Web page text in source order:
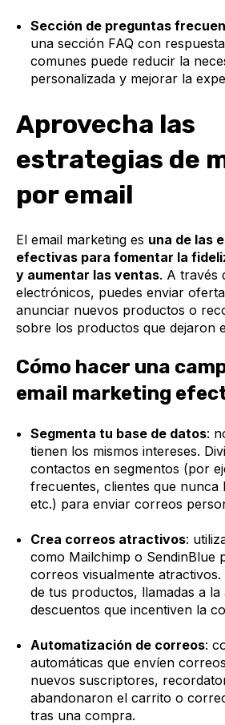
Sección de preguntas
una sección FAQ con
comunes puede reducir la
personalizada y mejorar la
Aprovecha las
estrategias de
por email
El email marketing es una de las
efectivas para fomentar la
y aumentar las ventas. A través
electrónicos, puedes enviar
anunciar nuevos productos o
sobre los productos que dejaron
Cómo hacer una
email marketing
Segmenta tu base de datos:
tienen los mismos intereses.
contactos en segmentos (por
frecuentes, clientes que nunca
etc.) para enviar correos
Crea correos atractivos:
como Mailchimp o SendinBlue
correos visualmente atractivos.
de tus productos, llamadas a
descuentos que incentiven la
Automatización de correos:
automáticas que envíen
nuevos suscriptores,
abandonaron el carrito o
tras una compra.